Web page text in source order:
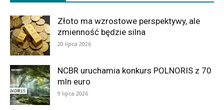
Złoto ma wzrostowe perspektywy, ale
zmienność będzie silna
20 lipca 2026
NCBR uruchamia konkurs POLNORIS z 70
mln euro
9 lipca 2026